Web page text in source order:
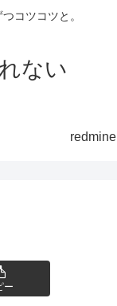
コツコツと。
ない
redmine
ー